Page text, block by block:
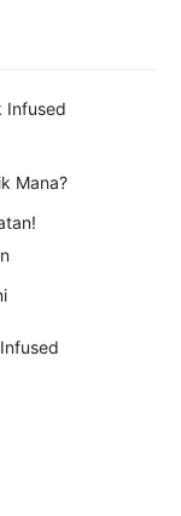
Infused
Mana?